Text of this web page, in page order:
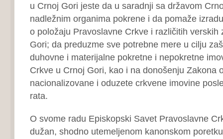
u Crnoj Gori jeste da u saradnji sa državom
nadležnim organima pokrene i da pomaže
o položaju Pravoslavne Crkve i različitih verskih
Gori; da preduzme sve potrebne mere u cilju
duhovne i materijalne pokretne i nepokretne
Crkve u Crnoj Gori, kao i na donošenju Zakona
nacionalizovane i oduzete crkvene imovine
rata.
O svome radu Episkopski Savet Pravoslavne
dužan, shodno utemeljenom kanonskom